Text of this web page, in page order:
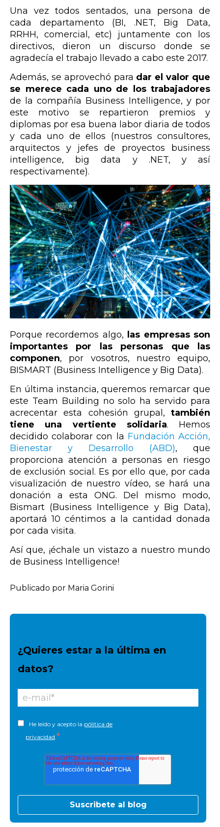
Una vez todos sentados, una persona de
cada departamento (BI, .NET, Big Data,
RRHH, comercial, etc) juntamente con los
directivos, dieron un discurso donde se
agradecía el trabajo llevado a cabo este 2017.
Además, se aprovechó para dar el valor que
se merece cada uno de los trabajadores
de la compañía Business Intelligence, y por
este motivo se repartieron premios y
diplomas por esa buena labor diaria de todos
y cada uno de ellos (nuestros consultores,
arquitectos y jefes de proyectos business
intelligence, big data y .NET, y así
respectivamente).
Porque recordemos algo,
las empresas son
importantes por las personas que las
componen, por vosotros, nuestro equipo,
BISMART (Business Intelligence y Big Data).
En última instancia, queremos remarcar que
este Team Building no solo ha servido para
acrecentar esta cohesión grupal, también
tiene una vertiente solidaria. Hemos
decidido colaborar con la Fundación Acción,
Bienestar y Desarrollo (ABD), que
proporciona atención a personas en riesgo
de exclusión social. Es por ello que, por cada
visualización de nuestro vídeo, se hará una
donación a esta ONG. Del mismo modo,
Bismart (Business Intelligence y Big Data),
aportará 10 céntimos a la cantidad donada
por cada visita.
Así que, ¡échale un vistazo a nuestro mundo
de Business Intelligence!
Publicado por Maria Gorini
¿Quieres estar a la última en
datos?
He leído y acepto la pólitica de
privacidad.*